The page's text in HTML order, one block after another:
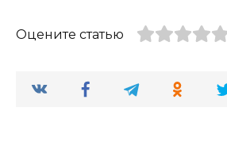
Оцените статью